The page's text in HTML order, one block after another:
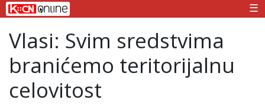
☰
Vlasi: Svim sredstvima
branićemo teritorijalnu
celovitost